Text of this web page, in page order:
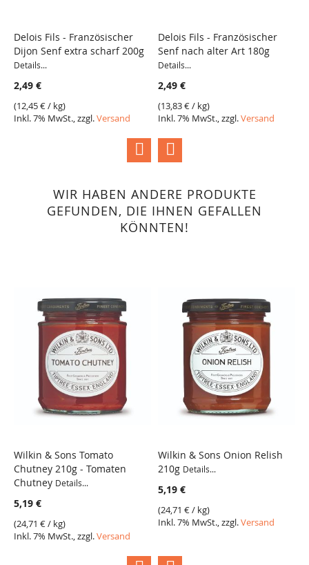
VERGLEICH
Delois Fils - Französischer
Dijon Senf extra scharf 200g
Details...
2,49 €
(12,45 €/ kg)
Inkl. 7% MwSt., zzgl.Versand
VERGLEICH
Delois Fils - Französischer
Senf nach alter Art 180g
Details...
2,49 €
(13,83 €/ kg)
Inkl. 7% MwSt., zzgl.Versand
WIR HABEN ANDERE PRODUKTE
GEFUNDEN, DIE IHNEN GEFALLEN
KÖNNTEN!
Wilkin & Sons Tomato
Chutney 210g - Tomaten
Chutney Details...
5,19 €
(24,71 €/ kg)
Inkl. 7% MwSt., zzgl.Versand
Wilkin & Sons Onion Relish
210g Details...
5,19 €
(24,71 €/ kg)
Inkl. 7% MwSt., zzgl.Versand